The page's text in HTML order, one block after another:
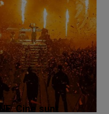
Cine sunt